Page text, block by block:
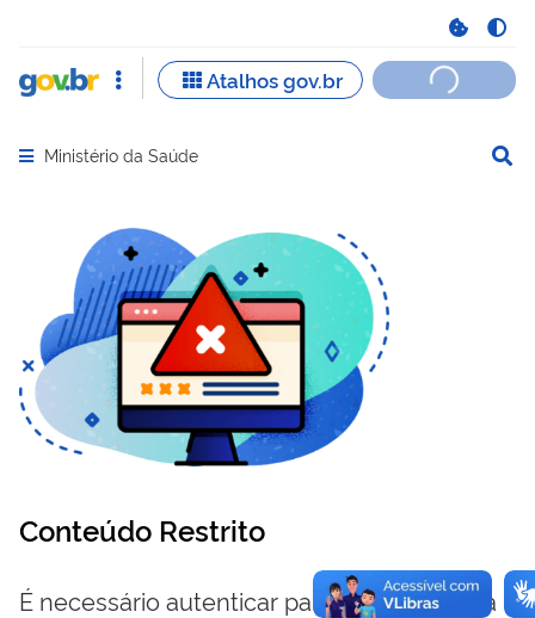
Abrir menu principal de navegação
Ministério da Saúde
Conteúdo Restrito
É necessário autenticar para visualizar essa